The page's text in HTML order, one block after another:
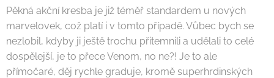
Pěkná akční kresba je již téměř standardem u nových
marvelovek, což platí i v tomto případě. Vůbec bych se
nezlobil, kdyby ji ještě trochu přitemnili a udělali to celé
dospělejší, je to přece Venom, no ne?! Je to ale
přímočaré, děj rychle graduje, kromě superhrdinských